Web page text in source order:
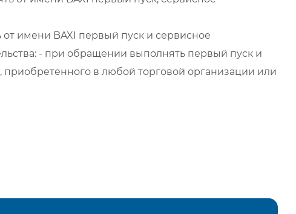
имени BAXI первый пуск и сервисное
- при обращении выполнять первый пуск и
в любой торговой организации или